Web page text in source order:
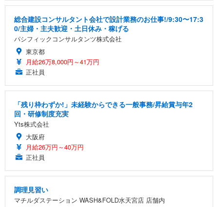
総合建設コンサルタント会社で設計業務のお仕事!/9:30〜17:3
0/主婦・主夫歓迎・土日休み・稼げる
パシフィックコンサルタンツ株式会社
東京都
月給26万8,000円～41万円
正社員
「残り枠わずか!」未経験からできる一般事務/昇給賞与年2
回・研修制度充実
Yts株式会社
大阪府
月給26万円～40万円
正社員
調理見習い
マチルダステーション WASH&FOLD水天宮店 店舗内